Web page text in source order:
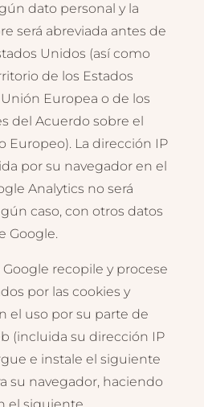
dato personal y la
será abreviada antes de
Unidos (así como
de los Estados
Europea o de los
del Acuerdo sobre el
Europeo). La dirección IP
por su navegador en el
Analytics no será
caso, con otros datos
Google.
recopile y procese
por las cookies y
el uso por su parte de
(incluida su dirección IP
e instale el siguiente
su navegador, haciendo